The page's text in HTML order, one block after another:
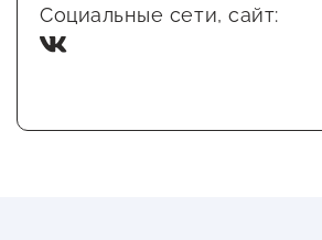
Социальные сети, сайт: